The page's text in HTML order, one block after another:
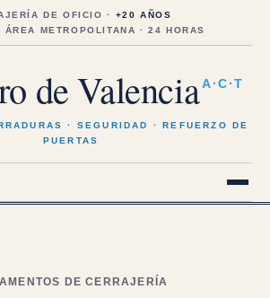
DE OFICIO · +20 AÑOS
ÁREA METROPOLITANA · 24 HORAS
de Valencia A·C·T
· SEGURIDAD · REFUERZO DE
PUERTAS
DE CERRAJERÍA